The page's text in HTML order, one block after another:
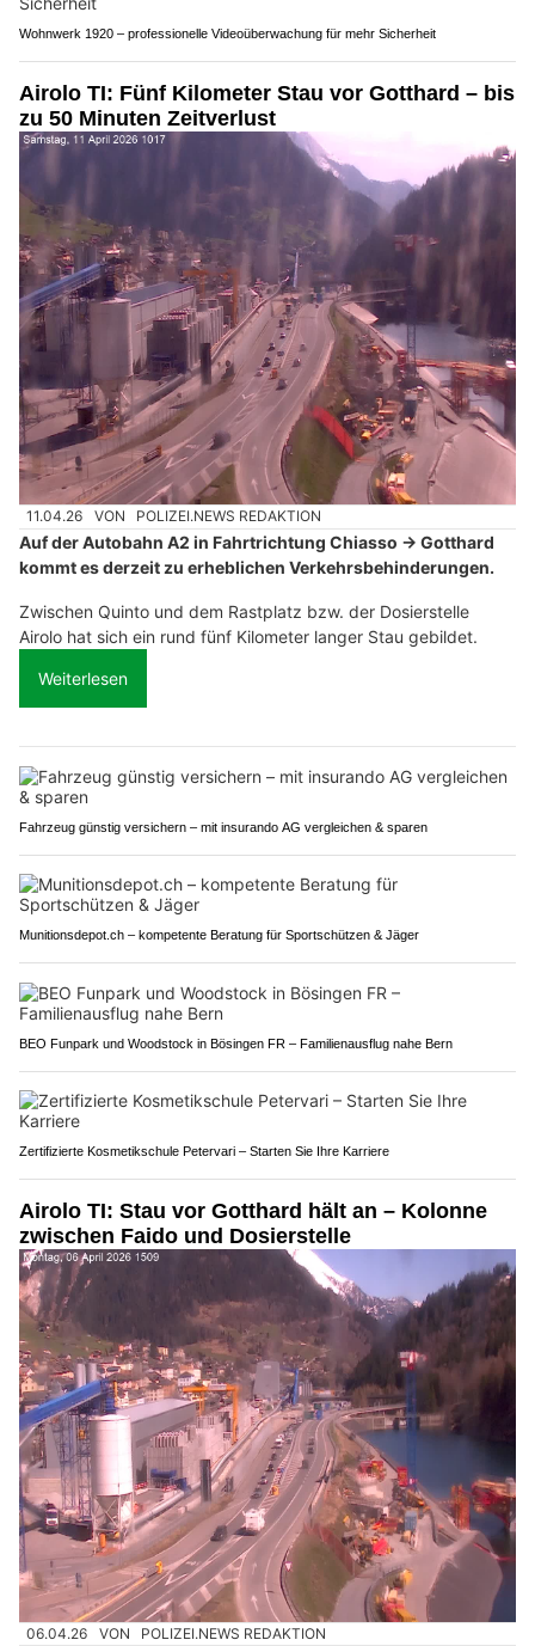
Wohnwerk 1920 – professionelle Videoüberwachung für mehr Sicherheit
Airolo TI: Fünf Kilometer Stau vor Gotthard – bis
zu 50 Minuten Zeitverlust
11.04.26 VON POLIZEI.NEWS REDAKTION
Auf der Autobahn A2 in Fahrtrichtung Chiasso → Gotthard
kommt es derzeit zu erheblichen Verkehrsbehinderungen.
Zwischen Quinto und dem Rastplatz bzw. der Dosierstelle
Airolo hat sich ein rund fünf Kilometer langer Stau gebildet.
Weiterlesen
Fahrzeug günstig versichern – mit insurando AG vergleichen & sparen
Munitionsdepot.ch – kompetente Beratung für Sportschützen & Jäger
BEO Funpark und Woodstock in Bösingen FR – Familienausflug nahe Bern
Zertifizierte Kosmetikschule Petervari – Starten Sie Ihre Karriere
Airolo TI: Stau vor Gotthard hält an – Kolonne
zwischen Faido und Dosierstelle
06.04.26 VON POLIZEI.NEWS REDAKTION